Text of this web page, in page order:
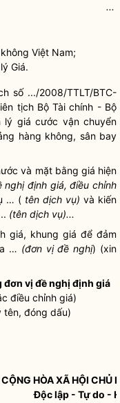
...
Việt Nam;
Giá.
số .../2008/TTLT/BTC-
tịch Bộ Tài chính - Bộ
lý giá cước vận chuyển
hàng không, sân bay
và mặt bằng giá hiện
nghị định giá, điều chỉnh
… (tên dịch vụ) và kiến
(tên dịch vụ)...
giá, khung giá để đảm
… (đơn vị đề nghị) (xin
đơn vị đề nghị định giá
điều chỉnh giá)
tên, đóng dấu)
CỘNG HÒA XÃ HỘI CHỦ
Độc lập - Tự do -